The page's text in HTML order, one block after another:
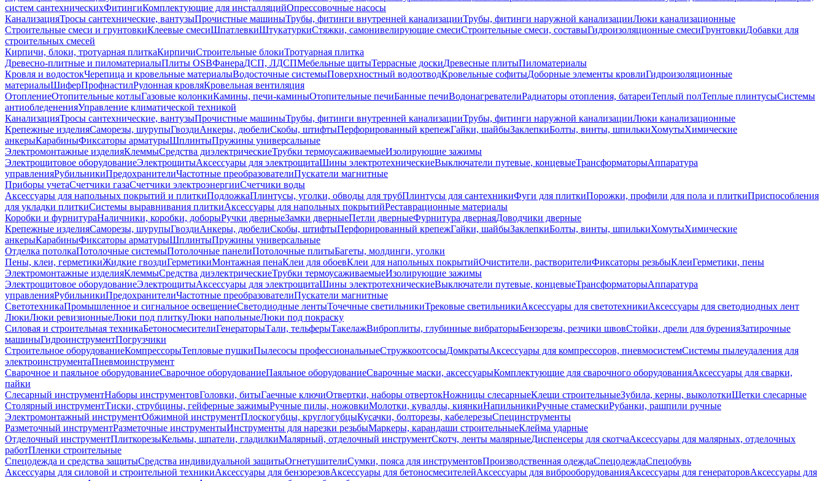
систем сантехническихФитингиКомплектующие для инсталляцийОпрессовочные насосы
КанализацияТросы сантехнические, вантузыПрочистные машиныТрубы, фитинги внутренней канализацииТрубы, фитинги наружной канализацииЛюки канализационные
Строительные смеси и грунтовкиКлеевые смесиШпатлевкиШтукатуркиСтяжки, самонивелирующие смесиСтроительные смеси, составыГидроизоляционные смесиГрунтовкиДобавки для
строительных смесей
Кирпичи, блоки, тротуарная плиткаКирпичиСтроительные блокиТротуарная плитка
Древесно-плитные и пиломатериалыПлиты OSBФанераДСП, ЛДСПМебельные щитыТеррасные доскиДревесные плитыПиломатериалы
Кровля и водостокЧерепица и кровельные материалыВодосточные системыПоверхностный водоотводКровельные софитыДоборные элементы кровлиГидроизоляционные
материалыШиферПрофнастилРулонная кровляКровельная вентиляция
ОтоплениеОтопительные котлыГазовые колонкиКамины, печи-каминыОтопительные печиБанные печиВодонагревателиРадиаторы отопления, батареиТеплый полТеплые плинтусыСистемы
антиобледененияУправление климатической техникой
КанализацияТросы сантехнические, вантузыПрочистные машиныТрубы, фитинги внутренней канализацииТрубы, фитинги наружной канализацииЛюки канализационные
Крепежные изделияСаморезы, шурупыГвоздиАнкеры, дюбелиСкобы, штифтыПерфорированный крепежГайки, шайбыЗаклепкиБолты, винты, шпилькиХомутыХимические
анкерыКарабиныФиксаторы арматурыШплинтыПружины универсальные
Электромонтажные изделияКлеммыСредства диэлектрическиеТрубки термоусаживаемыеИзолирующие зажимы
Электрощитовое оборудованиеЭлектрощитыАксессуары для электрощитаШины электротехническиеВыключатели путевые, концевыеТрансформаторыАппаратура
управленияРубильникиПредохранителиЧастотные преобразователиПускатели магнитные
Приборы учетаСчетчики газаСчетчики электроэнергииСчетчики воды
Аксессуары для напольных покрытий и плиткиПодложкаПлинтусы, уголки, обводы для трубПлинтусы для сантехникиФуги для плиткиПорожки, профили для пола и плиткиПриспособления
для укладки плиткиСистемы выравнивания плиткиАксессуары для напольных покрытийРеставрационные материалы
Коробки и фурнитураНаличники, коробки, доборыРучки дверныеЗамки дверныеПетли дверныеФурнитура двернаяДоводчики дверные
Крепежные изделияСаморезы, шурупыГвоздиАнкеры, дюбелиСкобы, штифтыПерфорированный крепежГайки, шайбыЗаклепкиБолты, винты, шпилькиХомутыХимические
анкерыКарабиныФиксаторы арматурыШплинтыПружины универсальные
Отделка потолкаПотолочные системыПотолочные панелиПотолочные плитыБагеты, молдинги, уголки
Пены, клеи, герметикиЖидкие гвоздиГерметикиМонтажная пенаКлеи для обоевКлеи для напольных покрытийОчистители, растворителиФиксаторы резьбыКлеиГерметики, пены
Электромонтажные изделияКлеммыСредства диэлектрическиеТрубки термоусаживаемыеИзолирующие зажимы
Электрощитовое оборудованиеЭлектрощитыАксессуары для электрощитаШины электротехническиеВыключатели путевые, концевыеТрансформаторыАппаратура
управленияРубильникиПредохранителиЧастотные преобразователиПускатели магнитные
СветотехникаПромышленное и сигнальное освещениеСветодиодные лентыТочечные светильникиТрековые светильникиАксессуары для светотехникиАксессуары для светодиодных лент
ЛюкиЛюки ревизионныеЛюки под плиткуЛюки напольныеЛюки под покраску
Силовая и строительная техникаБетоносмесителиГенераторыТали, тельферыТакелажВиброплиты, глубинные вибраторыБензорезы, резчики швовСтойки, дрели для буренияЗатирочные
машиныГидроинструментПогрузчики
Строительное оборудованиеКомпрессорыТепловые пушкиПылесосы профессиональныеСтружкоотсосыДомкратыАксессуары для компрессоров, пневмосистемСистемы пылеудаления для
электроинструментаПневмоинструмент
Сварочное и паяльное оборудованиеСварочное оборудованиеПаяльное оборудованиеСварочные маски, аксессуарыКомплектующие для сварочного оборудованияАксессуары для сварки,
пайки
Слесарный инструментНаборы инструментовГоловки, битыГаечные ключиОтвертки, наборы отвертокНожницы слесарныеКлещи строительныеЗубила, керны, выколоткиЩетки слесарные
Столярный инструментТиски, струбцины, гейферные зажимыРучные пилы, ножовкиМолотки, кувалды, киянкиНапильникиРучные стамескиРубанки, рашпили ручные
Электромонтажный инструментОбжимной инструментПлоскогубцы, круглогубцыКусачки, болторезы, кабелерезыСпецинструменты
Разметочный инструментРазметочные инструментыИнструменты для нарезки резьбыМаркеры, карандаши строительныеКлейма ударные
Отделочный инструментПлиткорезыКельмы, шпатели, гладилкиМалярный, отделочный инструментСкотч, ленты малярныеДиспенсеры для скотчаАксессуары для малярных, отделочных
работПленки строительные
Спецодежда и средства защитыСредства индивидуальной защитыОгнетушителиСумки, пояса для инструментовПроизводственная одеждаСпецодеждаСпецобувь
Аксессуары для силовой и строительной техникиАксессуары для бензорезовАксессуары для бетоносмесителейАксессуары для виброоборудованияАксессуары для генераторовАксессуары для